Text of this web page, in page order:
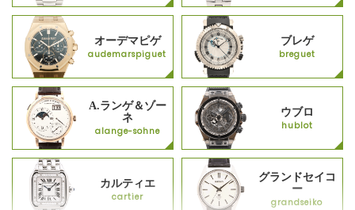
オーデマピゲ
audemarspiguet
ブレゲ
breguet
A.ランゲ＆ゾー
ネ
alange-sohne
ウブロ
hublot
カルティエ
cartier
グランドセイコ
ー
grandseiko